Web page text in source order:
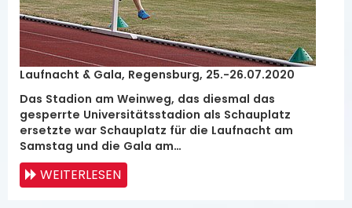
Laufnacht & Gala, Regensburg, 25.-26.07.2020
Das Stadion am Weinweg, das diesmal das
gesperrte Universitätsstadion als Schauplatz
ersetzte war Schauplatz für die Laufnacht am
Samstag und die Gala am…
WEITERLESEN